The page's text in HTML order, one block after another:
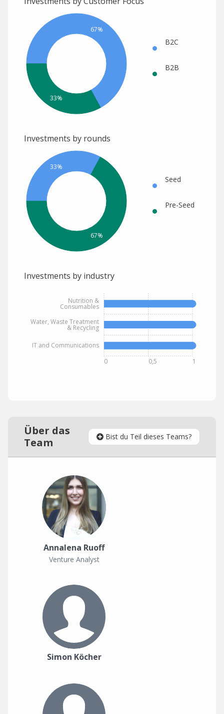
67%
33%
B2C
B2B
Investments by rounds
33%
67%
Seed
Pre-Seed
Investments by industry
IT and Communications
Water, Waste Treatment
& Recycling
Nutrition &
Consumables
0 0,5 1
Über das
Team
Bist du Teil dieses Teams?
Annalena Ruoff
Venture Analyst
Simon Köcher